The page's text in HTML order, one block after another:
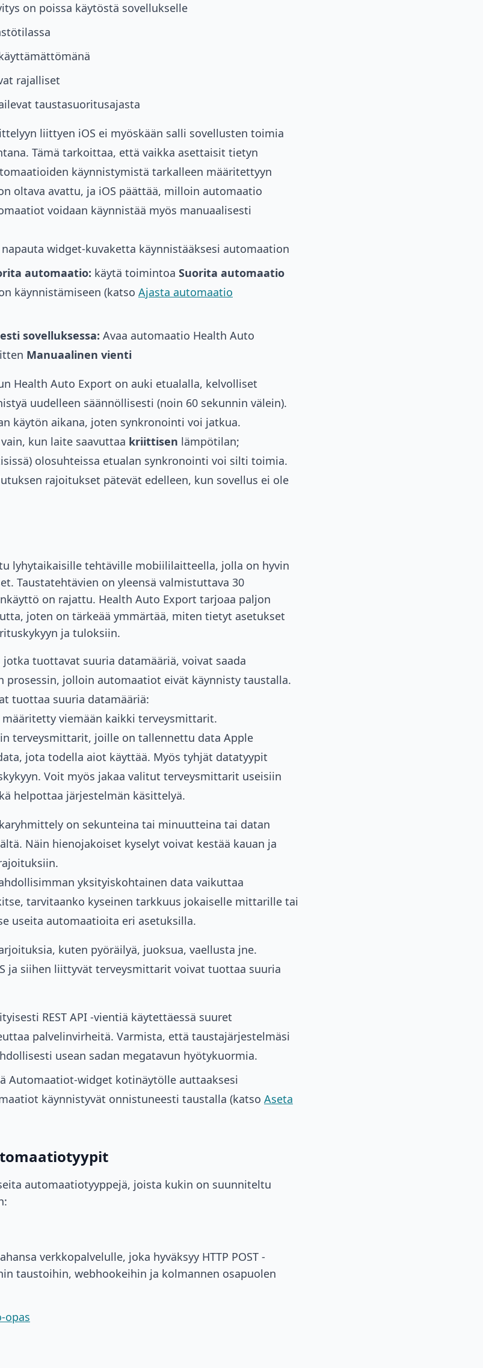
on poissa käytöstä sovellukselle
rajalliset
taustasuoritusajasta
liittyen iOS ei myöskään salli sovellusten toimia
Tämä tarkoittaa, että vaikka asettaisit tietyn
käynnistymistä tarkalleen määritettyyn
oltava avattu, ja iOS päättää, milloin automaatio
voidaan käynnistää myös manuaalisesti
napauta widget-kuvaketta käynnistääksesi automaation
automaatio: käytä toimintoa Suorita automaatio
käynnistämiseen (katso Ajasta automaatio
sovelluksessa: Avaa automaatio Health Auto
Manuaalinen vienti
Health Auto Export on auki etualalla, kelvolliset
uudelleen säännöllisesti (noin 60 sekunnin välein).
käytön aikana, joten synkronointi voi jatkua.
kun laite saavuttaa kriittisen lämpötilan;
olosuhteissa etualan synkronointi voi silti toimia.
rajoitukset pätevät edelleen, kun sovellus ei ole
lyhytaikaisille tehtäville mobiililaitteella, jolla on hyvin
Taustatehtävien on yleensä valmistuttava 30
on rajattu. Health Auto Export tarjoaa paljon
joten on tärkeää ymmärtää, miten tietyt asetukset
ja tuloksiin.
tuottavat suuria datamääriä, voivat saada
prosessin, jolloin automaatiot eivät käynnisty taustalla.
tuottaa suuria datamääriä:
viemään kaikki terveysmittarit.
terveysmittarit, joille on tallennettu data Apple
jota todella aiot käyttää. Myös tyhjät datatyypit
Voit myös jakaa valitut terveysmittarit useisiin
helpottaa järjestelmän käsittelyä.
on sekunteina tai minuutteina tai datan
Näin hienojakoiset kyselyt voivat kestää kauan ja
yksityiskohtainen data vaikuttaa
tarvitaanko kyseinen tarkkuus jokaiselle mittarille tai
useita automaatioita eri asetuksilla.
kuten pyöräilyä, juoksua, vaellusta jne.
ja siihen liittyvät terveysmittarit voivat tuottaa suuria
REST API -vientiä käytettäessä suuret
palvelinvirheitä. Varmista, että taustajärjestelmäsi
usean sadan megatavun hyötykuormia.
Automaatiot-widget kotinäytölle auttaaksesi
käynnistyvät onnistuneesti taustalla (katso Aseta
automaatiotyyppejä, joista kukin on suunniteltu
verkkopalvelulle, joka hyväksyy HTTP POST -
taustoihin, webhookeihin ja kolmannen osapuolen
opas